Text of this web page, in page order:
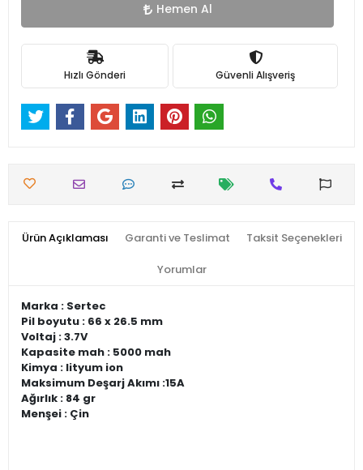
Hemen Al
Hızlı Gönderi Güvenli Alışveriş
Ürün Açıklaması Garanti ve Teslimat Taksit Seçenekleri
Yorumlar
Marka : Sertec
Pil boyutu : 66 x 26.5 mm
Voltaj : 3.7V
Kapasite mah : 5000 mah
Kimya : lityum ion
Maksimum Deşarj Akımı :15A
Ağırlık : 84 gr
Menşei : Çin